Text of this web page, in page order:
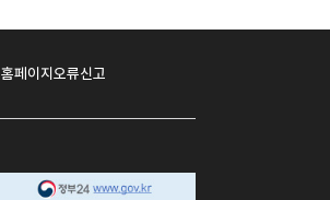
홈페이지오류신고